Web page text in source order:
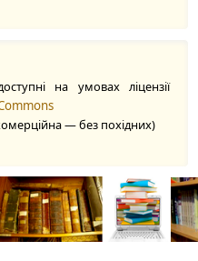
на умовах ліцензії
— без похідних)